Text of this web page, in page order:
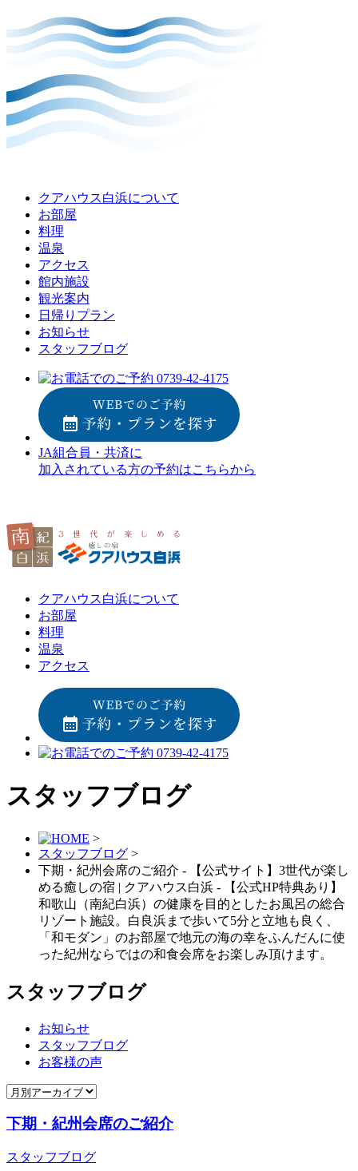
クアハウス白浜について
お部屋
料理
温泉
アクセス
館内施設
観光案内
⽇帰りプラン
お知らせ
スタッフブログ
JA組合員・共済に
加入されている方の予約はこちらから
クアハウス白浜について
お部屋
料理
温泉
アクセス
スタッフブログ
>
スタッフブログ >
下期・紀州会席のご紹介 - 【公式サイト】3世代が楽し
める癒しの宿 | クアハウス白浜 - 【公式HP特典あり】
和歌山（南紀白浜）の健康を⽬的としたお⾵呂の総合
リゾート施設。白良浜まで歩いて5分と立地も良く、
「和モダン」のお部屋で地元の海の幸をふんだんに使
った紀州ならではの和⾷会席をお楽しみ頂けます。
スタッフブログ
お知らせ
スタッフブログ
お客様の声
下期・紀州会席のご紹介
スタッフブログ